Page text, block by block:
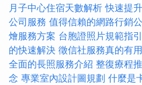
月子中心住宿天數解析 快速提
公司服務 值得信賴的網路行銷
燴服務方案 台胞證照片規範指引
的快速解決 徵信社服務真的有
全面的長照服務介紹 整復療程
念 專業室內設計圖規劃 什麼是